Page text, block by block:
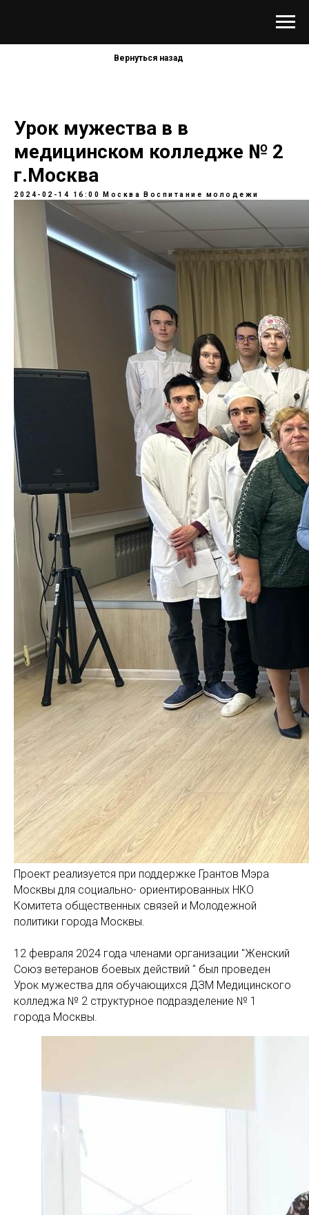
Вернуться назад
Урок мужества в в
медицинском колледже № 2
г.Москва
2024-02-14 16:00 Москва Воспитание молодежи
Проект реализуется при поддержке Грантов Мэра
Москвы для социально- ориентированных НКО
Комитета общественных связей и Молодежной
политики города Москвы.
12 февраля 2024 года членами организации "Женский
Союз ветеранов боевых действий " был проведен
Урок мужества для обучающихся ДЗМ Медицинского
колледжа № 2 структурное подразделение № 1
города Москвы.